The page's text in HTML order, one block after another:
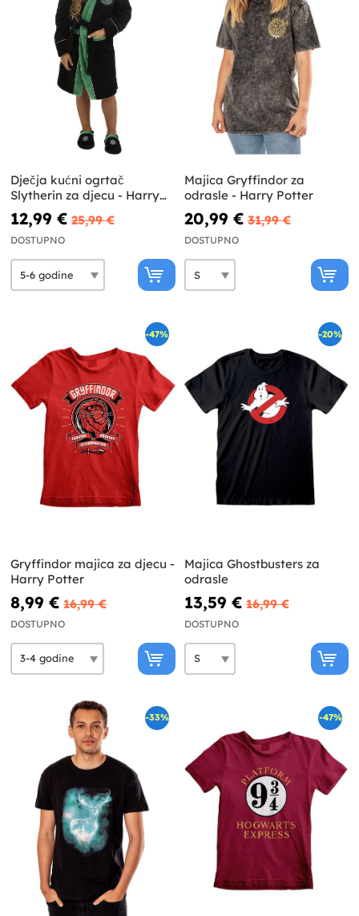
Dječja kućni ogrtač
Slytherin za djecu - Harry
Potter
12,99 € 25,99 €
DOSTUPNO
Majica Gryffindor za
odrasle - Harry Potter
20,99 € 31,99 €
DOSTUPNO
-47%
Gryffindor majica za djecu -
Harry Potter
8,99 € 16,99 €
DOSTUPNO
-20%
Majica Ghostbusters za
odrasle
13,59 € 16,99 €
DOSTUPNO
-33% -47%